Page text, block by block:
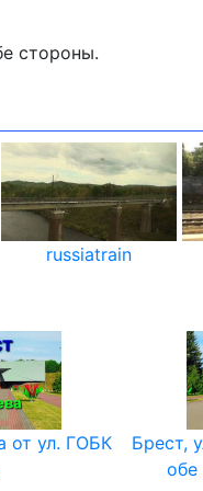
стороны.
russiatrain
от ул. ГОБК
Брест,